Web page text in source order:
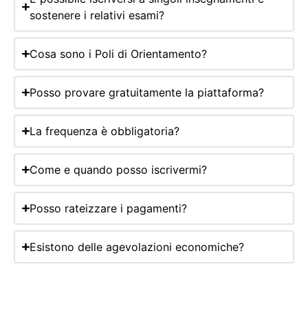
sostenere i relativi esami?
Cosa sono i Poli di Orientamento?
Posso provare gratuitamente la piattaforma?
La frequenza è obbligatoria?
Come e quando posso iscrivermi?
Posso rateizzare i pagamenti?
Esistono delle agevolazioni economiche?